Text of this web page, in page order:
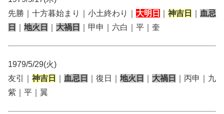
先勝｜十方暮始まり｜小土終わり｜ 大明日 神吉日
血忌
日
地火日 大禍日 ｜甲申｜六白｜平｜奎
1979/5/29(火)
友引｜ 神吉日 血忌日 ｜復日｜ 地火日 大禍日
｜丙申｜九
紫｜平｜翼